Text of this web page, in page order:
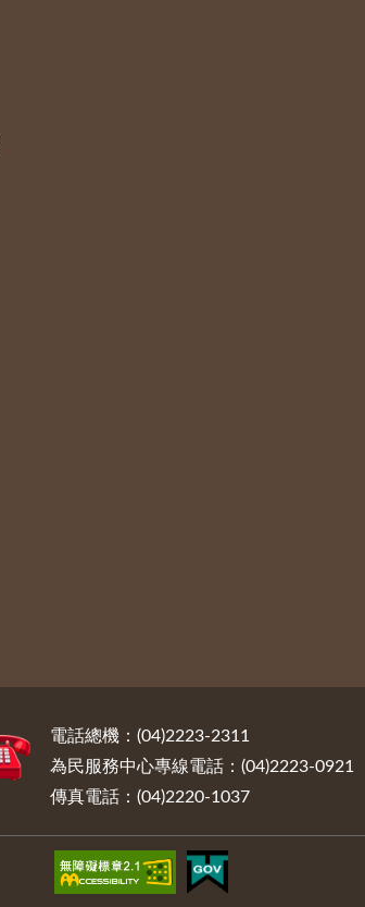
電話總機：(04)2223-2311
為民服務中心專線電話：(04)2223-0921
傳真電話：(04)2220-1037